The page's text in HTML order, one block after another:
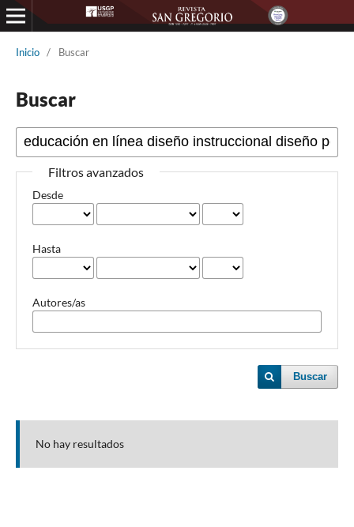
Inicio / Buscar
Buscar
Filtros avanzados
Desde
Hasta
Autores/as
Buscar
No hay resultados